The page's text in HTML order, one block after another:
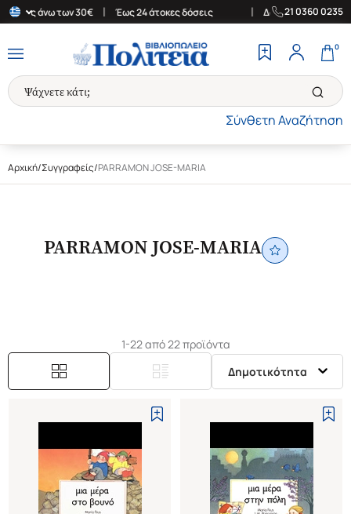
άνω των 30€ | Έως 24 άτοκες δόσεις Δωρεάν Μεταφορικά
21 0360 0235
Σύνθετη Αναζήτηση
0
Αρχική/Συγγραφείς/PARRAMON JOSE-MARIA
PARRAMON JOSE-MARIA
1-22 από 22 προϊόντα
Δημοτικότητα